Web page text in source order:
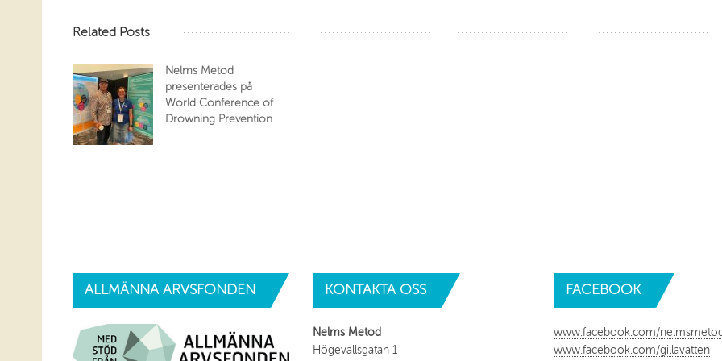
Related Posts
Nelms Metod
presenterades på
World Conference of
Drowning Prevention
ALLMÄNNAARVSFONDEN KONTAKTAOSS
Nelms Metod
Högevallsgatan 1
FACEBOOK
www.facebook.com/
www.facebook.com/gillavatten